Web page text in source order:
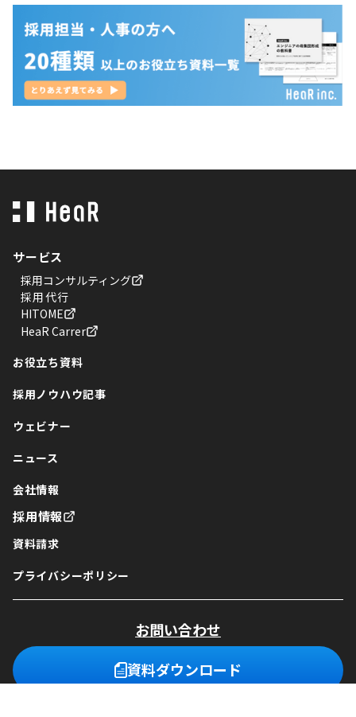
サービス
採用コンサルティング
採用代行
HITOME
HeaR Carrer
お役立ち資料
採用ノウハウ記事
ウェビナー
ニュース
会社情報
採用情報
資料請求
プライバシーポリシー
お問い合わせ
資料ダウンロード